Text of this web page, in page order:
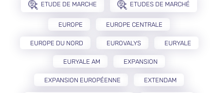
ETUDE DE MARCHE ETUDES DE MARCHÉ
EUROPE EUROPE CENTRALE
EUROPE DU NORD EUROVALYS EURYALE
EURYALE AM EXPANSION
EXPANSION EUROPÉENNE EXTENDAM